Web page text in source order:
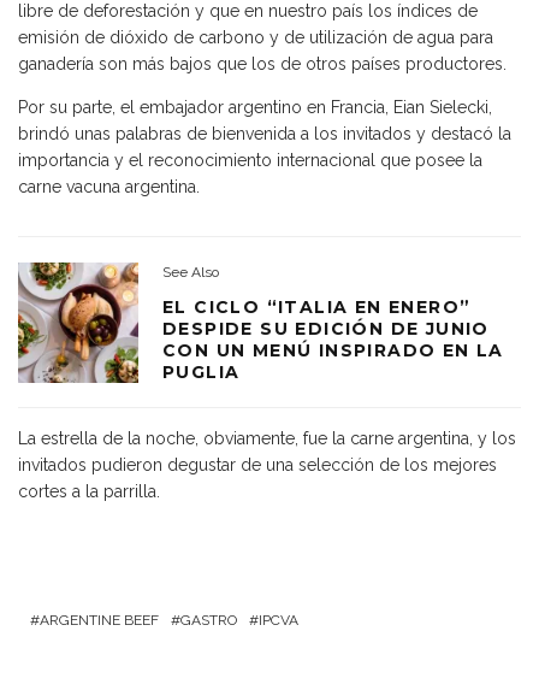
libre de deforestación y que en nuestro país los índices de
emisión de dióxido de carbono y de utilización de agua para
ganadería son más bajos que los de otros países productores.
Por su parte, el embajador argentino en Francia, Eian Sielecki,
brindó unas palabras de bienvenida a los invitados y destacó la
importancia y el reconocimiento internacional que posee la
carne vacuna argentina.
See Also
EL CICLO “ITALIA EN ENERO”
DESPIDE SU EDICIÓN DE JUNIO
CON UN MENÚ INSPIRADO EN LA
PUGLIA
La estrella de la noche, obviamente, fue la carne argentina, y los
invitados pudieron degustar de una selección de los mejores
cortes a la parrilla.
ARGENTINE BEEF GASTRO IPCVA